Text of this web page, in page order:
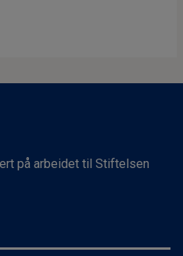
på arbeidet til Stiftelsen